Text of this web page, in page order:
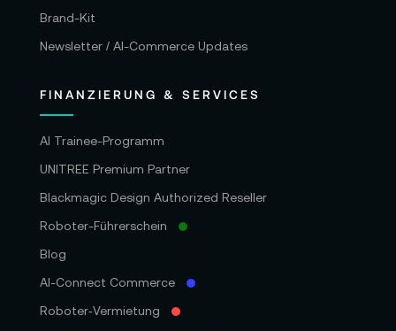
Brand-Kit
Newsletter / AI-Commerce Updates
FINANZIERUNG & SERVICES
AI Trainee-Programm
UNITREE Premium Partner
Blackmagic Design Authorized Reseller
Roboter-Führerschein
Blog
AI-Connect Commerce
Roboter‑Vermietung